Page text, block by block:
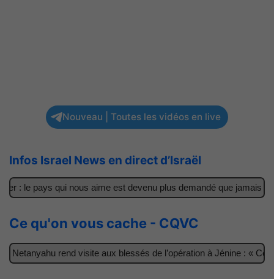
Nouveau | Toutes les vidéos en live
Infos Israel News en direct d’Israël
: le pays qui nous aime est devenu plus demandé que jamais
Ce qu'on vous cache - CQVC
rend visite aux blessés de l’opération à Jénine : « Ces